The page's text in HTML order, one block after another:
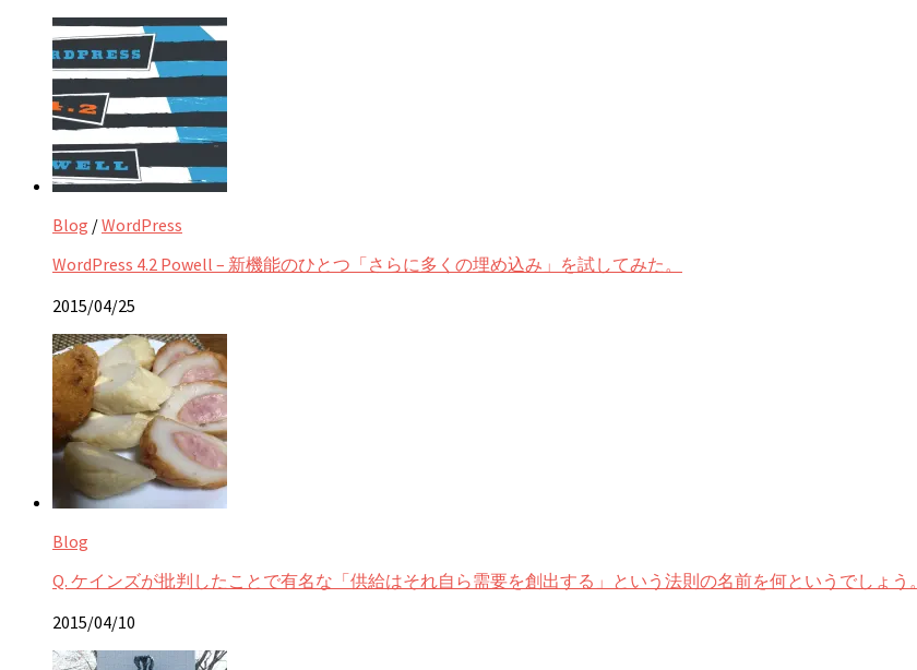
Blog /WordPress
WordPress 4.2 Powell – 新機能のひとつ「さらに多くの埋め込み」を試してみた。
2015/04/25
Blog
Q. ケインズが批判したことで有名な「供給はそれ自ら需要を創出する」という法則の名前を何というでしょう。
2015/04/10